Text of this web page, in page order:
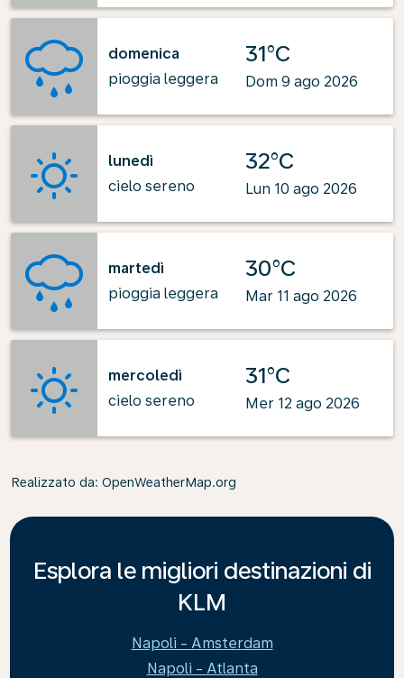
domenica
pioggia leggera
31°C
Dom 9 ago 2026
lunedì
cielo sereno
32°C
Lun 10 ago 2026
martedì
pioggia leggera
30°C
Mar 11 ago 2026
mercoledì
cielo sereno
31°C
Mer 12 ago 2026
Realizzato da: OpenWeatherMap.org
Esplora le migliori destinazioni di
KLM
Napoli - Amsterdam
Napoli - Atlanta